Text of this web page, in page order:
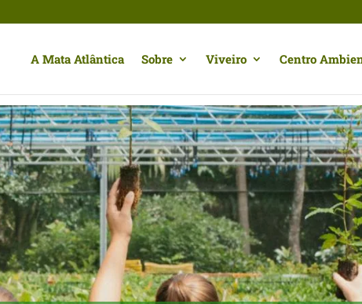
A Mata Atlântica Sobre Viveiro Centro